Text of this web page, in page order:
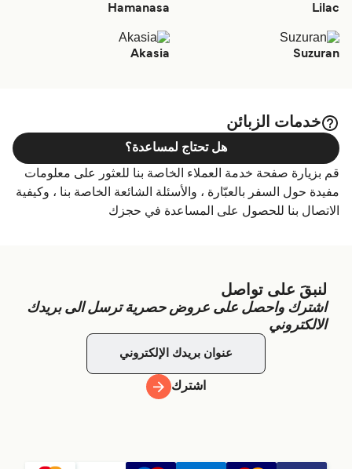
Lilac
Hamanasa
Suzuran
Akasia
خدمات الزبائن
قم بزيارة صفحة خدمة العملاء الخاصة بنا للعثور على معلومات
مفيدة حول السفر بالعبّارة ، والأسئلة الشائعة الخاصة بنا ، وكيفية
الاتصال بنا للحصول على المساعدة في حجزك
هل تحتاج لمساعدة؟
لنبقَ على تواصل
اشترك واحصل على عروض حصرية ترسل الى بريدك
الالكتروني
اشترك